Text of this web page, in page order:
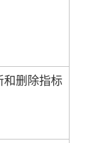
和删除指标